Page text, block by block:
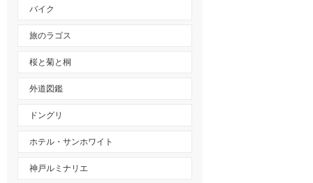
バイク
旅のラゴス
桜と菊と桐
外道図鑑
ドングリ
ホテル・サンホワイト
神戸ルミナリエ